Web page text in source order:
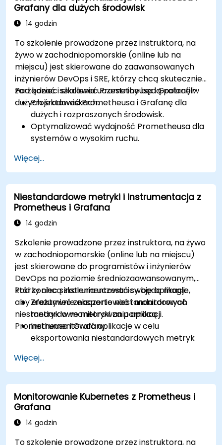
Grafany dla dużych środowisk
14 godzin
To szkolenie prowadzone przez instruktora, na
żywo w zachodniopomorskie (online lub na
miejscu) jest skierowane do zaawansowanych
inżynierów DevOps i SRE, którzy chcą skutecznie
zarządzać i skalować Prometheusa i Grafanę w
dużych środowiskach.
Pod koniec szkolenia uczestnicy będą potrafili:
Projektować Prometheusa i Grafanę dla
dużych i rozproszonych środowisk.
Optymalizować wydajność Prometheusa dla
systemów o wysokim ruchu.
zbiorów danych i złożonych wizualizacji.
Wdrażać zaawansowane strategie
rozwiązywania problemów i skalowalności.
Więcej...
Niestandardowe metryki i instrumentacja z
Prometheus i Grafana
14 godzin
Szkolenie prowadzone przez instruktora, na żywo
w zachodniopomorskie (online lub na miejscu)
jest skierowane do programistów i inżynierów
DevOps na poziomie średniozaawansowanym,
którzy chcą instrumentować swoje aplikacje,
aby efektywnie eksportować i monitorować
niestandardowe metryki za pomocą
Prometheusa i Grafany.
Pod koniec szkolenia uczestnicy będą mogli:
Zrozumieć znaczenie niestandardowych
metryk w monitorowaniu aplikacji.
Instrumentować aplikacje w celu
eksportowania niestandardowych metryk
Tworzyć i konfigurować pulpity nawigacyjne
w Grafanie do wizualizacji niestandardowych
metryk.
Stosować najlepsze praktyki integrowania
monitorowania w cyklu życia rozwoju.
Więcej...
Monitorowanie Kubernetes z Prometheus i
Grafana
14 godzin
To szkolenie prowadzone przez instruktora, na